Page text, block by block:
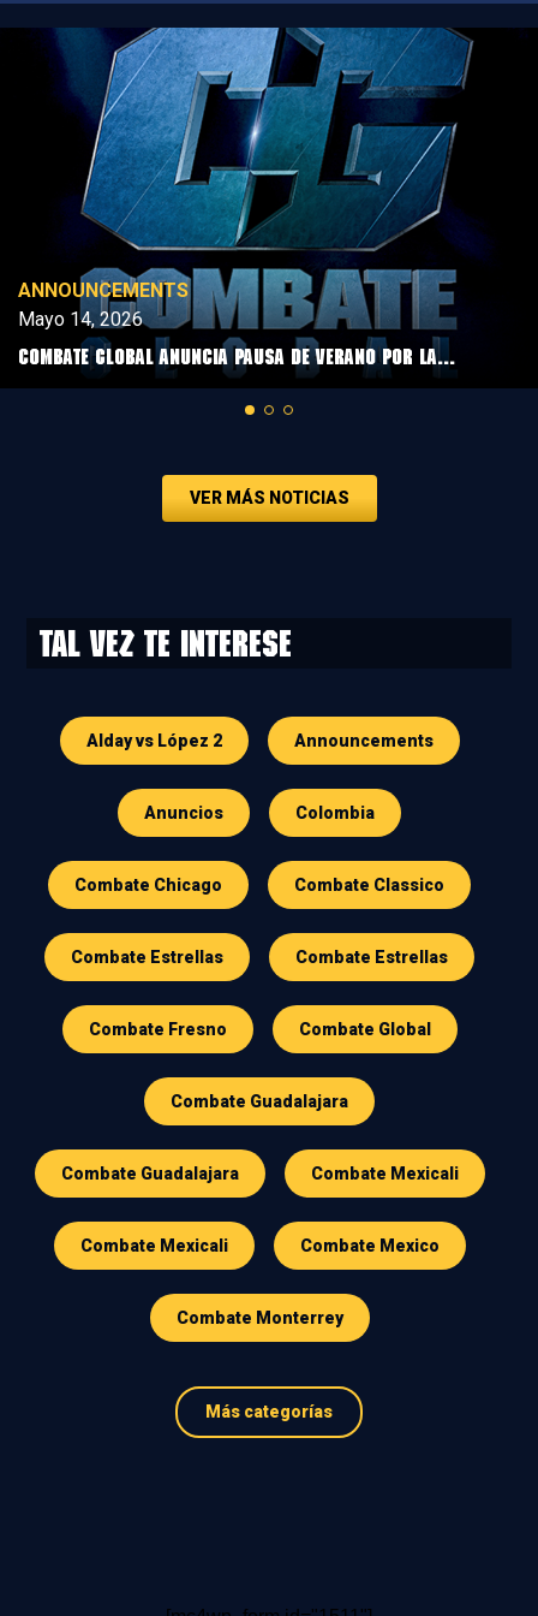
ANNOUNCEMENTS
Mayo 14, 2026
COMBATE GLOBAL ANUNCIA PAUSA DE VERANO POR LA...
VER MÁS NOTICIAS
Tal vez te interese
Alday vs López 2 Announcements
Anuncios Colombia
Combate Chicago Combate Classico
Combate Estrellas Combate Estrellas
Combate Fresno Combate Global
Combate Guadalajara
Combate Guadalajara Combate Mexicali
Combate Mexicali Combate Mexico
Combate Monterrey
Más categorías